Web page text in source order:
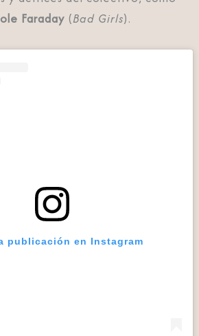
Faraday (Bad Girls).
publicación en Instagram